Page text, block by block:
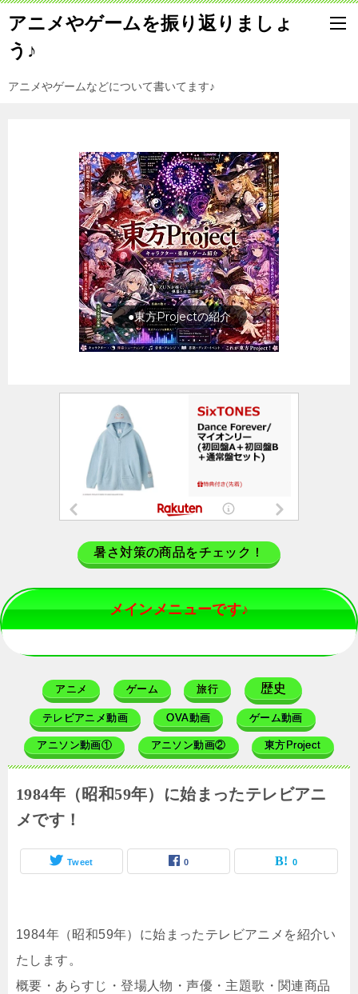
アニメやゲームを振り返りましょ
う♪
アニメやゲームなどについて書いてます♪
旅行の前に旅行先をチェック
暑さ対策の商品をチェック！
メインメニューです♪
アニメ ゲーム 旅行 歴史
テレビアニメ動画 OVA動画 ゲーム動画
アニソン動画① アニソン動画② 東方Project
1984年（昭和59年）に始まったテレビアニ
メです！
Tweet 0 0
1984年（昭和59年）に始まったテレビアニメを紹介い
たします。
概要・あらすじ・登場人物・声優・主題歌・関連商品